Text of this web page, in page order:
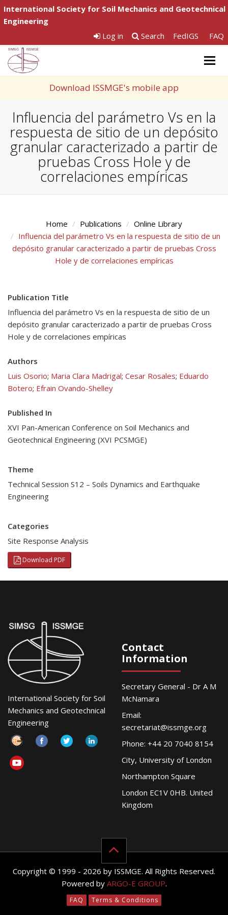
International Society for Soil Mechanics and Geotechnical
Engineering
Log in
Search FedIGS FAQ
Download ISSMGE's mobile app
Influencia del parámetro Vs en la
respuesta de sitio de un depósito
granular caracterizado a partir de
pruebas Cross Hole y de
correlaciones empíricas
Home Publications
Online Library
Influencia del parámetro Vs en la respuesta de sitio de un
depósito granular caracterizado a partir de pruebas Cross
Hole y de correlaciones empíricas
Publication Title
Influencia del parámetro Vs en la respuesta de sitio de un
depósito granular caracterizado a partir de pruebas Cross
Hole y de correlaciones empíricas
Authors
Luis Osorio; Maria Clara Madrigal; Cesar Rosales; Eduardo
Botero; Efrain Ovando-Shelley
Published In
XVI Pan-American Conference on Soil Mechanics and
Geotechnical Engineering (XVI PCSMGE)
Theme
Technical Session S12 – Soils Dynamics and Earthquake
Engineering
Categories
Site Response Analysis
Download PDF
International Society for Soil
Mechanics and Geotechnical
Engineering
Contact
Information
Secretary General - Dr A M
McNamara
Email:
secretariat@issmge.org
Phone: +44 20 7040 8154
City, University of London
Northampton Square
London EC1V 0HB. United
Kingdom
Copyright © 1999 - 2026 by ISSMGE. All Rights Reserved.
Powered by ARGO-E GROUP.
FAQ Terms & Conditions